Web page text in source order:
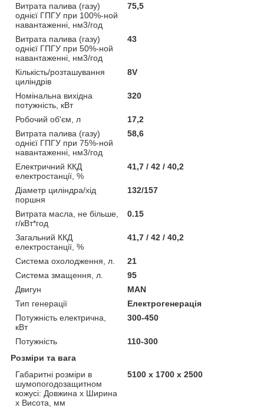
Витрата палива (газу)
однієї ГПГУ при 100%-ной
навантаженні, нм3/год
75,5
Витрата палива (газу)
однієї ГПГУ при 50%-ной
навантаженні, нм3/год
43
Кількість/розташування
циліндрів
8V
Номінальна вихідна
потужність, кВт
320
Робочий об'єм, л
17,2
Витрата палива (газу)
однієї ГПГУ при 75%-ной
навантаженні, нм3/год
58,6
Електричний ККД
електростанції, %
41,7 / 42 / 40,2
Діаметр циліндра/хід
поршня
132/157
Витрата масла, не більше,
г/кВт*год
0.15
Загальний ККД
електростанції, %
41,7 / 42 / 40,2
Система охолодження, л.
21
Система змащення, л.
95
Двигун
MAN
Тип генерації
Електрогенерація
Потужність електрична,
кВт
300-450
Потужність
110-300
Розміри та вага
Габаритні розміри в
шумопогодозащитном
кожусі: Довжина х Ширина
х Висота, мм
5100 х 1700 х 2500